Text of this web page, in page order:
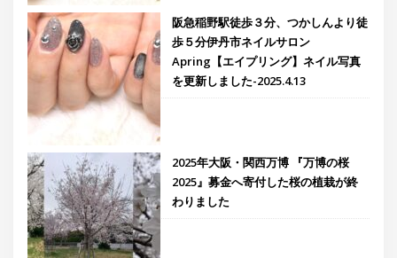
阪急稲野駅徒歩３分、つかしんより徒
歩５分伊丹市ネイルサロン
Apring【エイプリング】ネイル写真
を更新しました-2025.4.13
2025年大阪・関西万博 『万博の桜
2025』募金へ寄付した桜の植栽が終
わりました